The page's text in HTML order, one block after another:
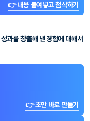
👉 내용 붙여넣고 첨삭하기
과를 창출해 낸 경험에 대해서
👉 초안 바로 만들기